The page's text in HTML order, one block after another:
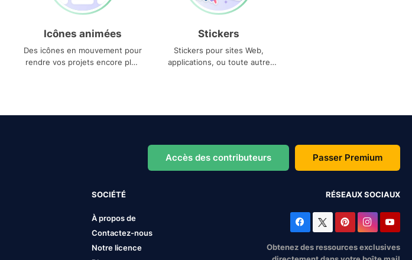
Icônes animées
Des icônes en mouvement pour
rendre vos projets encore plus
Stickers
Stickers pour sites Web,
applications, ou toute autre
Accès des contributeurs Passer Premium
SOCIÉTÉ
À propos de
Contactez-nous
Notre licence
RÉSEAUX SOCIAUX
Obtenez des ressources exclusives